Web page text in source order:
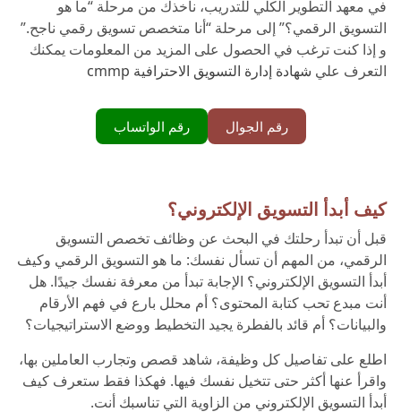
في معهد التطوير الكلي للتدريب، نأخذك من مرحلة “ما هو
التسويق الرقمي؟” إلى مرحلة “أنا متخصص تسويق رقمي ناجح.”
و إذا كنت ترغب في الحصول على المزيد من المعلومات يمكنك
التعرف علي شهادة إدارة التسويق الاحترافية cmmp
رقم الجوال رقم الواتساب
كيف أبدأ التسويق الإلكتروني؟
قبل أن تبدأ رحلتك في البحث عن وظائف تخصص التسويق
الرقمي، من المهم أن تسأل نفسك: ما هو التسويق الرقمي وكيف
أبدأ التسويق الإلكتروني؟ الإجابة تبدأ من معرفة نفسك جيدًا. هل
أنت مبدع تحب كتابة المحتوى؟ أم محلل بارع في فهم الأرقام
والبيانات؟ أم قائد بالفطرة يجيد التخطيط ووضع الاستراتيجيات؟
اطلع على تفاصيل كل وظيفة، شاهد قصص وتجارب العاملين بها،
واقرأ عنها أكثر حتى تتخيل نفسك فيها. فهكذا فقط ستعرف كيف
أبدأ التسويق الإلكتروني من الزاوية التي تناسبك أنت.